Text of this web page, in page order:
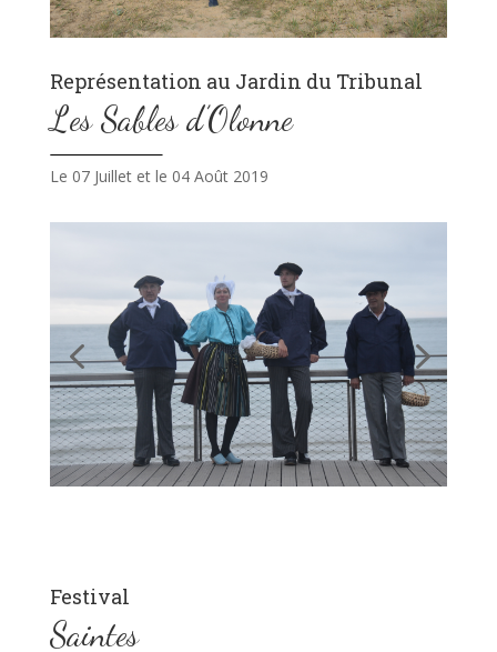
Représentation au Jardin du Tribunal
Les Sables d’Olonne
Le 07 Juillet et le 04 Août 2019
Festival
Saintes